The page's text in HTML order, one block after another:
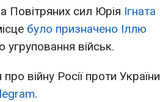
Повітряних сил Юрія Ігната
було призначено Іллю
угруповання військ.
війну Росії проти України
.